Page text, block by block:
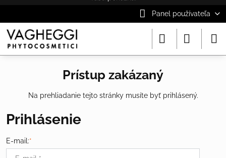
Panel používateľa
Prístup zakázaný
Na prehliadanie tejto stránky musíte byť prihlásený.
Prihlásenie
E-mail:*